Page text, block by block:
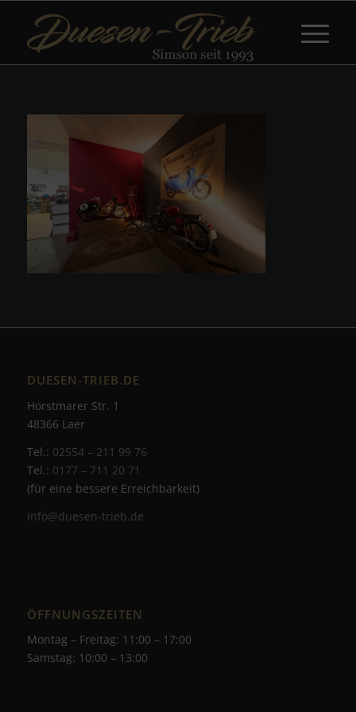
DUESEN-TRIEB.DE
Horstmarer Str. 1
48366 Laer
Tel.: 02554 – 211 99 76
Tel.: 0177 – 711 20 71
(für eine bessere Erreichbarkeit)
info@duesen-trieb.de
ÖFFNUNGSZEITEN
Montag – Freitag: 11:00 – 17:00
Samstag: 10:00 – 13:00